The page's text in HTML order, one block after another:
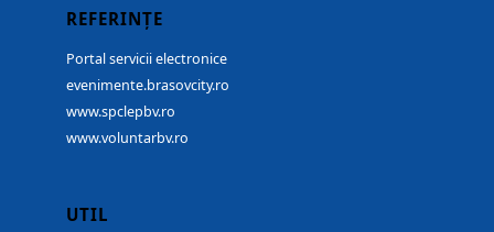
REFERINȚE
Portal servicii electronice
evenimente.brasovcity.ro
www.spclepbv.ro
www.voluntarbv.ro
UTIL